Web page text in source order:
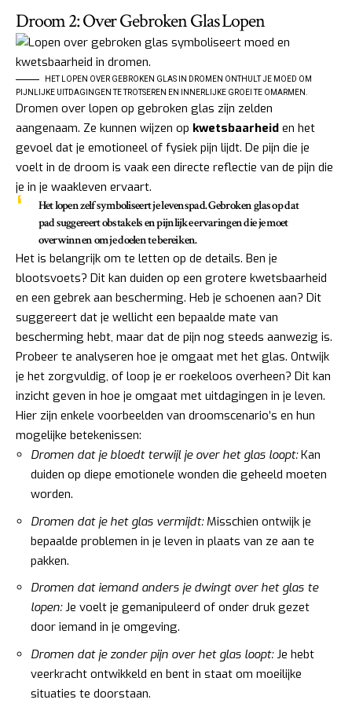
Droom 2: Over Gebroken Glas Lopen
HET LOPEN OVER GEBROKEN GLAS IN DROMEN ONTHULT JE MOED OM
PIJNLIJKE UITDAGINGEN TE TROTSEREN EN INNERLIJKE GROEI TE OMARMEN.
Dromen over lopen op gebroken glas zijn zelden
aangenaam. Ze kunnen wijzen op kwetsbaarheid en het
gevoel dat je emotioneel of fysiek pijn lijdt. De pijn die je
voelt in de droom is vaak een directe reflectie van de pijn die
je in je waakleven ervaart.
Het lopen zelf symboliseert je levenspad. Gebroken glas op dat
pad suggereert obstakels en pijnlijke ervaringen die je moet
overwinnen om je doelen te bereiken.
Het is belangrijk om te letten op de details. Ben je
blootsvoets? Dit kan duiden op een grotere kwetsbaarheid
en een gebrek aan bescherming. Heb je schoenen aan? Dit
suggereert dat je wellicht een bepaalde mate van
bescherming hebt, maar dat de pijn nog steeds aanwezig is.
Probeer te analyseren hoe je omgaat met het glas. Ontwijk
je het zorgvuldig, of loop je er roekeloos overheen? Dit kan
inzicht geven in hoe je omgaat met uitdagingen in je leven.
Hier zijn enkele voorbeelden van droomscenario’s en hun
mogelijke betekenissen:
Dromen dat je bloedt terwijl je over het glas loopt:Kan
duiden op diepe emotionele wonden die geheeld moeten
worden.
Dromen dat je het glas vermijdt:Misschien ontwijk je
bepaalde problemen in je leven in plaats van ze aan te
pakken.
Dromen dat iemand anders je dwingt over het glas te
lopen:Je voelt je gemanipuleerd of onder druk gezet
door iemand in je omgeving.
Dromen dat je zonder pijn over het glas loopt:Je hebt
veerkracht ontwikkeld en bent in staat om moeilijke
situaties te doorstaan.